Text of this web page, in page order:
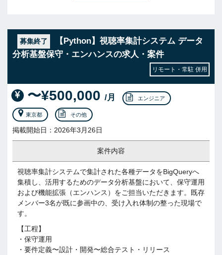
募集終了
【Python】視聴率集計システム データ
分析基盤保守・エンハンスの求人・案件
リモート・常駐 併用
〜¥500,000 /月 エンジニア
東京都 その他
掲載開始日：2026年3月26日
案件内容
視聴率集計システムで集計された各種データをBigQueryへ
集積し、活用するためのデータ分析基盤において、保守運用
および機能拡張（エンハンス）をご担当いただきます。既存
メンバー3名が既に参画中の、受け入れ体制の整った現場で
す。
【工程】
・保守運用
・要件定義〜設計・開発〜総合テスト・リリース